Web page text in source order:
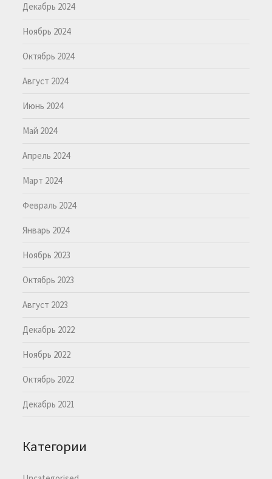
Декабрь 2024
Ноябрь 2024
Октябрь 2024
Август 2024
Июнь 2024
Май 2024
Апрель 2024
Март 2024
Февраль 2024
Январь 2024
Ноябрь 2023
Октябрь 2023
Август 2023
Декабрь 2022
Ноябрь 2022
Октябрь 2022
Декабрь 2021
Категории